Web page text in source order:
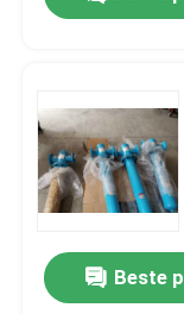
Verzoek om
de compressor
VSD-
Beste